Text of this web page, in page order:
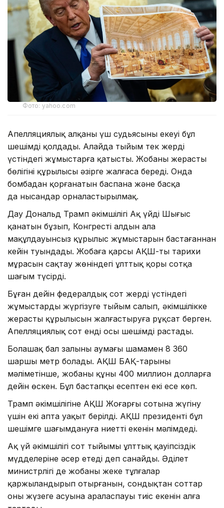
Фото: yahoo.com
Апелляциялық алқаның үш судьясының екеуі бұл
шешімді қолдады. Алайда тыйым тек жердің
үстіндегі жұмыстарға қатысты. Жобаның жерасты
бөлігінің құрылысы әзірге жалғаса береді. Онда
бомбадан қорғанатын баспана және басқа
да нысандар орналастырылмақ.
Дау Дональд Трамп әкімшілігі Ақ үйдің Шығыс
қанатын бұзып, Конгрестің алдын ала
мақұлдауынсыз құрылыс жұмыстарын бастағаннан
кейін туындады. Жобаға қарсы АҚШ-тың тарихи
мұрасын сақтау жөніндегі ұлттық қоры сотқа
шағым түсірді.
Бұған дейін федералдық сот жердің үстіндегі
жұмыстарды жүргізуге тыйым салып, әкімшілікке
жерасты құрылысын жалғастыруға рұқсат берген.
Апелляциялық сот енді осы шешімді растады.
Болашақ бал залының аумағы шамамен 8 360
шаршы метр болады. АҚШ БАҚ-тарының
мәліметінше, жобаның құны 400 миллион долларға
дейін өскен. Бұл бастапқы есептен екі есе көп.
Трамп әкімшілігіне АҚШ Жоғарғы сотына жүгіну
үшін екі апта уақыт берілді. АҚШ президенті бұл
шешімге шағымдануға ниетті екенін мәлімдеді.
Ақ үй әкімшілігі сот тыйымы ұлттық қауіпсіздік
мүдделеріне әсер етеді деп санайды. Әділет
министрлігі де жобаны жеке тұлғалар
қаржыландырып отырғанын, сондықтан соттар
оның жүзеге асуына араласпауы тиіс екенін алға